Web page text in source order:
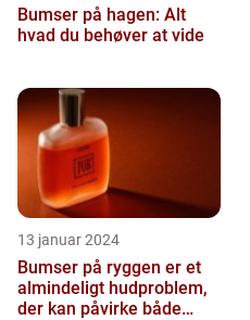
Bumser på hagen: Alt
hvad du behøver at vide
13 januar 2024
Bumser på ryggen er et
almindeligt hudproblem,
der kan påvirke både